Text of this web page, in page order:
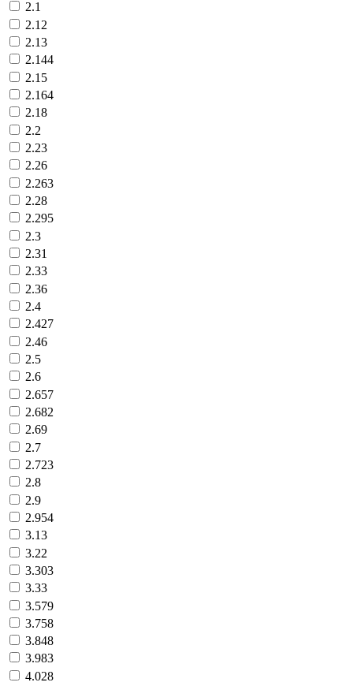
2.1
2.12
2.13
2.144
2.15
2.164
2.18
2.2
2.23
2.26
2.263
2.28
2.295
2.3
2.31
2.33
2.36
2.4
2.427
2.46
2.5
2.6
2.657
2.682
2.69
2.7
2.723
2.8
2.9
2.954
3.13
3.22
3.303
3.33
3.579
3.758
3.848
3.983
4.028